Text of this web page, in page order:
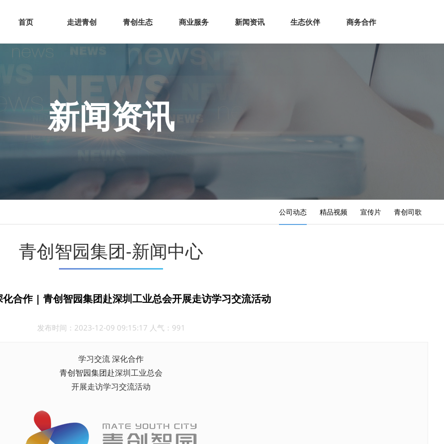
网站首页 走进青创 青创生态 商业服务 新闻资讯 生态伙伴
首页 走进青创 青创生态 商业服务 新闻资讯 生态伙伴 商务合作
新闻资讯
公司动态 精品视频 宣传片 青创司歌
青创智园集团-新闻中心
化合作 | 青创智园集团赴深圳工业总会开展走访学习交流活动
发布时间：2023-12-09 09:15:17 人气：991
学习交流 深化合作
青创智园集团 赴深圳工业总会
开展走访学习交流活动